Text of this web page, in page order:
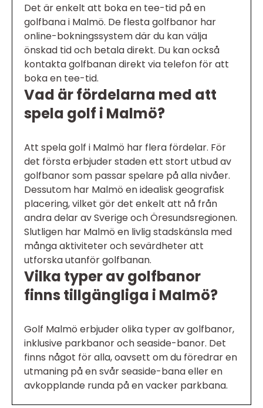
Det är enkelt att boka en tee-tid på en
golfbana i Malmö. De flesta golfbanor har
online-bokningssystem där du kan välja
önskad tid och betala direkt. Du kan också
kontakta golfbanan direkt via telefon för att
boka en tee-tid.
Vad är fördelarna med att
spela golf i Malmö?
Att spela golf i Malmö har flera fördelar. För
det första erbjuder staden ett stort utbud av
golfbanor som passar spelare på alla nivåer.
Dessutom har Malmö en idealisk geografisk
placering, vilket gör det enkelt att nå från
andra delar av Sverige och Öresundsregionen.
Slutligen har Malmö en livlig stadskänsla med
många aktiviteter och sevärdheter att
utforska utanför golfbanan.
Vilka typer av golfbanor
finns tillgängliga i Malmö?
Golf Malmö erbjuder olika typer av golfbanor,
inklusive parkbanor och seaside-banor. Det
finns något för alla, oavsett om du föredrar en
utmaning på en svår seaside-bana eller en
avkopplande runda på en vacker parkbana.